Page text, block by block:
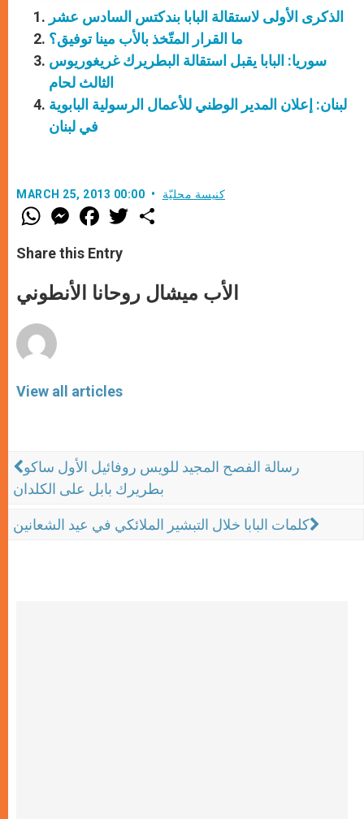
الذكرى الأولى لاستقالة البابا بندكتس السادس عشر
ما القرار المتّخذ بالأب مينا توفيق؟
سوريا: البابا يقبل استقالة البطريرك غريغوريوس
الثالث لحام
لبنان: إعلان المدير الوطني للأعمال الرسولية البابوية
في لبنان
MARCH 25, 2013 00:00 كنيسة محليّة
W
h
t
s
p
p
M
e
s
e
g
e
F
a
e
b
o
k
w
Share this Entry
الأب ميشال روحانا الأنطوني
View all articles
رسالة الفصح المجيد للويس روفائيل الأول ساكو
بطريرك بابل على الكلدان
كلمات البابا خلال التبشير الملائكي في عيد الشعانين